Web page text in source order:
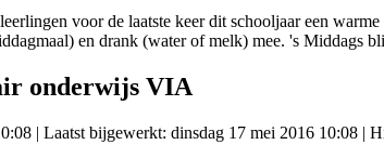
voor de laatste keer dit schooljaar een
en drank (water of melk) mee. 's Middags
onderwijs VIA
| Laatst bijgewerkt: dinsdag 17 mei 2016 10:08 |